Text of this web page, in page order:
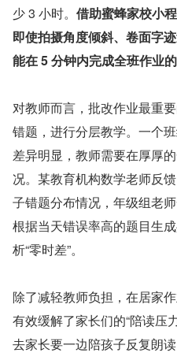
少 3 小时。 借助蜜蜂家校小
即使拍摄角度倾斜、卷面字
能在 5 分钟内完成全班作业的
对教师而言，批改作业最重
错题，进行分层教学。一个
差异明显，教师需要在厚厚
况。某教育机构数学老师反
子错题分布情况，年级组老
根据当天错误率高的题目生
析“零时差”。
除了减轻教师负担，在居家
有效缓解了家长们的“陪读压
去家长要一边陪孩子反复朗